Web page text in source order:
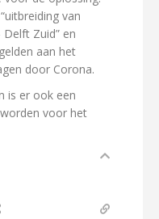
van
Zuid” en
aan het
door Corona.
is er ook een
voor het